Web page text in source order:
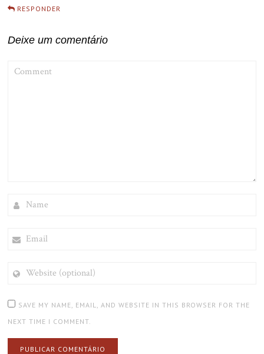
RESPONDER
Deixe um comentário
(OPTIONAL)
SAVE MY NAME, EMAIL, AND WEBSITE IN THIS BROWSER FOR THE
NEXT TIME I COMMENT.